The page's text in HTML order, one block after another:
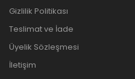
Gizlilik Politikası
Teslimat ve İade
Üyelik Sözleşmesi
İletişim